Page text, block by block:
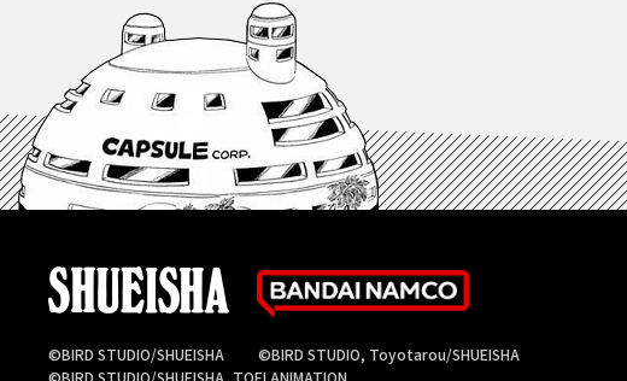
©BIRD STUDIO/SHUEISHA
©BIRD STUDIO, Toyotarou/SHUEISHA
©BIRD STUDIO/SHUEISHA, TOEI ANIMATION